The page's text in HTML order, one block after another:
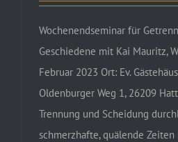
Wochenendseminar für
Geschiedene mit Kai Mauritz,
Februar 2023 Ort: Ev.
Oldenburger Weg 1, 26209
Trennung und Scheidung
schmerzhafte, quälende